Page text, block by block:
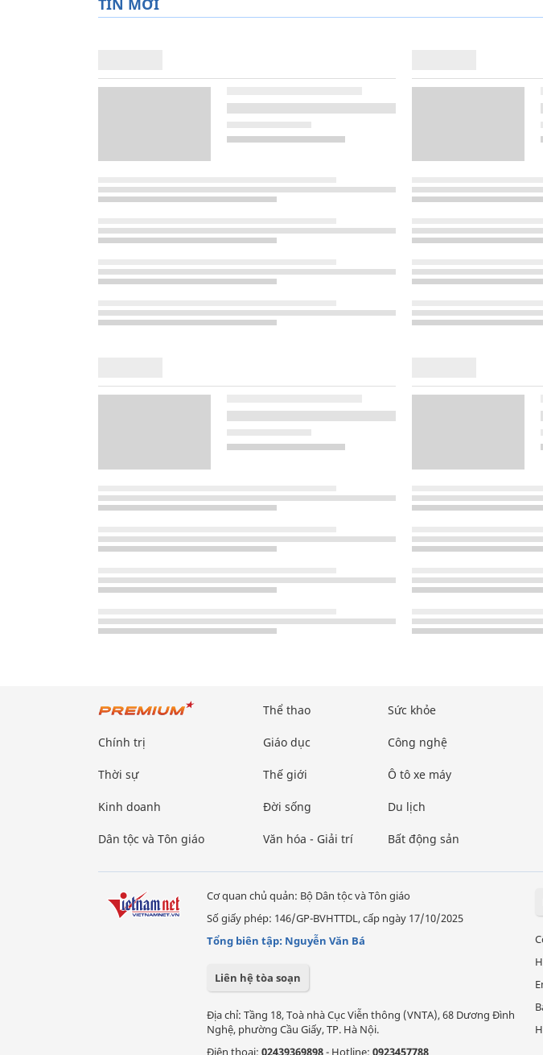
TIN MỚI
Chính trị
Thời sự
Kinh doanh
Dân tộc và Tôn giáo
Thể thao
Giáo dục
Thế giới
Đời sống
Văn hóa - Giải trí
Sức khỏe
Công nghệ
Ô tô xe máy
Du lịch
Bất động sản
Cơ quan chủ quản: Bộ Dân tộc và Tôn giáo
Số giấy phép: 146/GP-BVHTTDL, cấp ngày 17/10/2025
Tổng biên tập: Nguyễn Văn Bá
Liên hệ tòa soạn
Địa chỉ: Tầng 18, Toà nhà Cục Viễn thông (VNTA), 68 Dương Đình
Nghệ, phường Cầu Giấy, TP. Hà Nội.
Điện thoại: 02439369898- Hotline: 0923457788